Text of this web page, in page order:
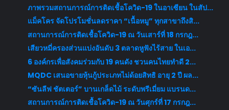
ภาพรวมสถานการณ์การติดเชื้อโควิด-19 ในอาเซียน ในสัป...
แม็คโคร จัดโปรโมชั่นลดราคา “เนื้อหมู” ทุกสาขาถึงสิ...
สถานการณ์การติดเชื้อโควิด-19 ณ วันเสาร์ที่ 18 กรกฎ...
เสียวหมี่ครองส่วนแบ่งอันดับ 3 ตลาดหูฟังไร้สาย ในเอ...
6 องค์กรเพื่อสังคมร่วมกับ 19 คนดัง ชวนคนไทยทำดี 2...
MQDC เสนอขายหุ้นกู้ประเภทไม่ด้อยสิทธิ อายุ 2 ปี ผล...
“ซันลีฟ ชัตเตอร์” บานเกล็ดไม้ ระดับพรีเมี่ยม แบรนด...
สถานการณ์การติดเชื้อโควิด-19 ณ วันศุกร์ที่ 17 กรกฎ...